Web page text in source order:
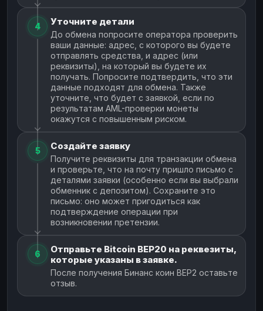
4 Уточните детали
До обмена попросите оператора проверить
ваши данные: адрес, с которого вы будете
отправлять средства, и адрес (или
реквизиты), на который вы будете их
получать. Попросите подтвердить, что эти
данные подходят для обмена. Также
уточните, что будет с заявкой, если по
результатам AML-проверки монеты
окажутся с повышенным риском.
5 Создайте заявку
Получите реквизиты для транзакции обмена
и проверьте, что на почту пришло письмо с
деталями заявки (особенно если вы выбрали
обменник с депозитом). Сохраните это
письмо: оно может пригодиться как
подтверждение операции при
возникновении претензии.
6
Отправьте Bitcoin BEP20 на реквезиты,
которые указаны в заявке.
После получения Бинанс коин BEP2 оставьте
отзыв.